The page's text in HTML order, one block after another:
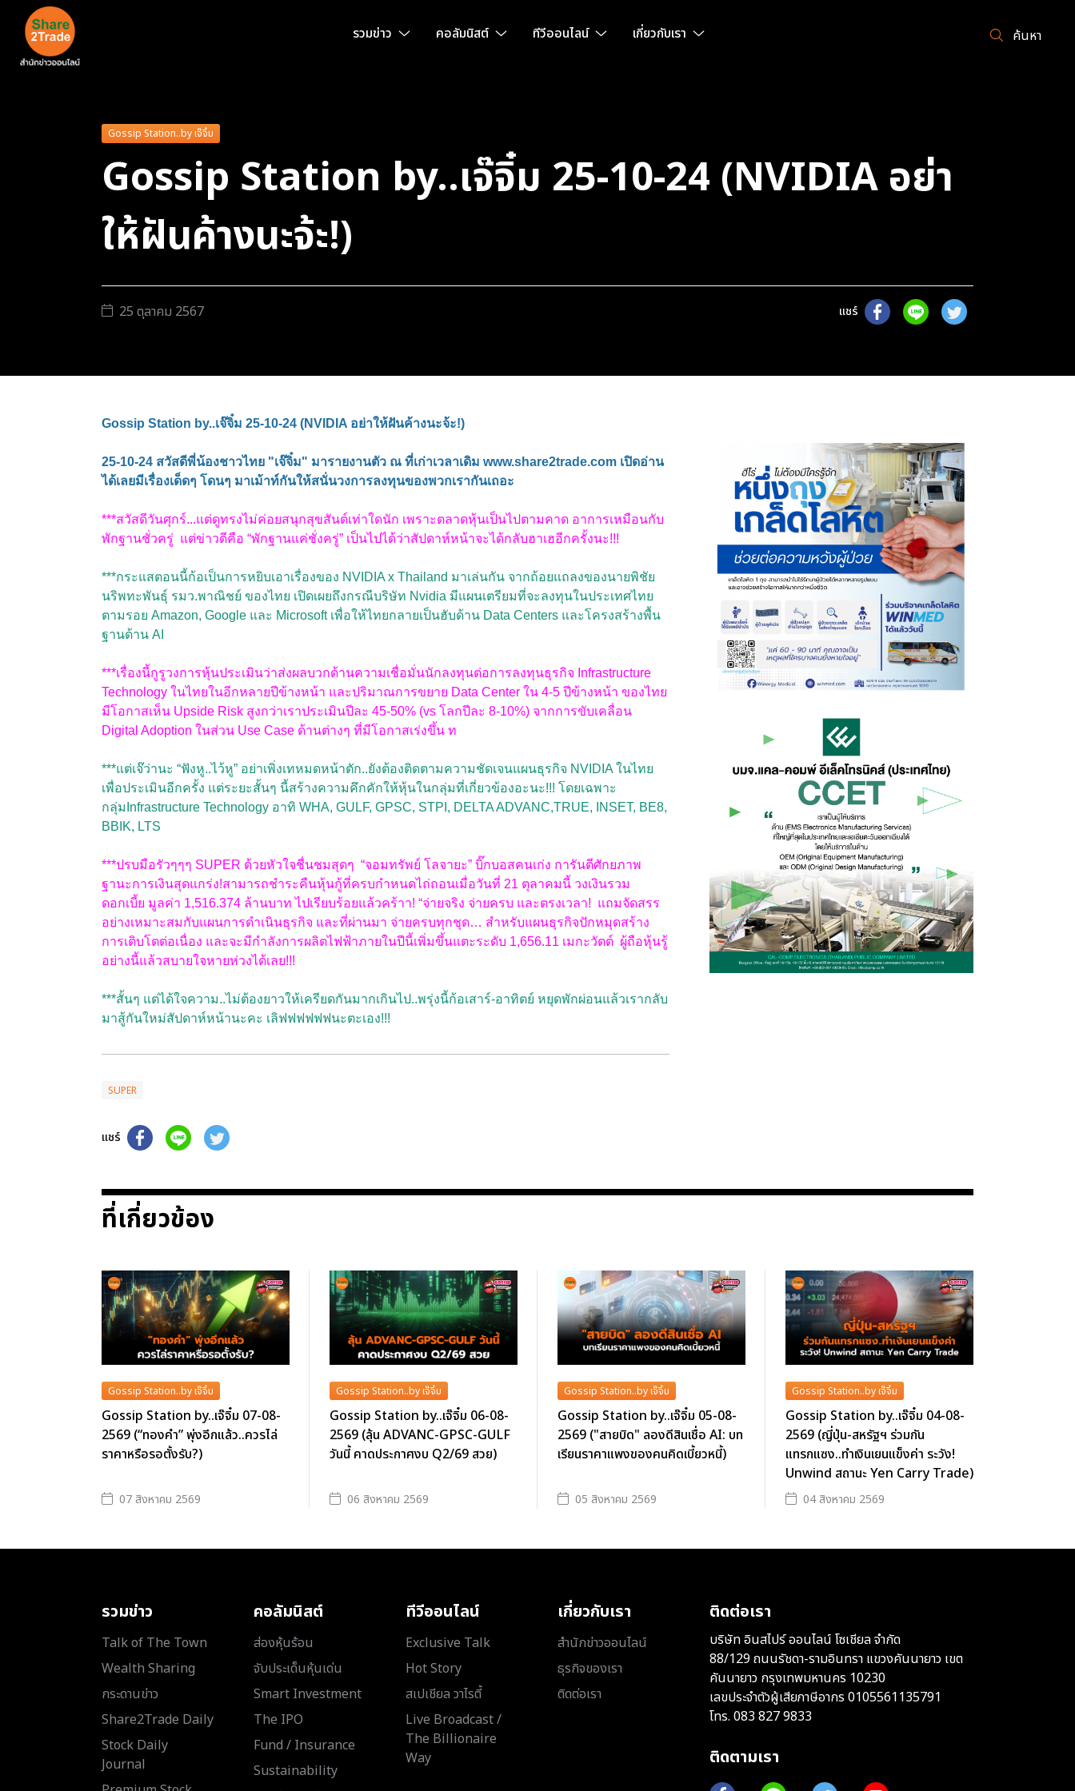
รวมข่าว คอลัมนิสต์ ทีวีออนไลน์ เกี่ยวกับเรา ค้นหา
Gossip Station..by เจ๊จิ๋ม
Gossip Station by..เจ๊จิ๋ม 25-10-24 (NVIDIA อย่า
ให้ฝันค้างนะจ้ะ!)
25 ตุลาคม 2567 แชร์
Gossip Station by..เจ๊จิ๋ม 25-10-24 (NVIDIA อย่าให้ฝันค้างนะจ้ะ!)
25-10-24 สวัสดีพี่น้องชาวไทย "เจ๊จิ๋ม" มารายงานตัว ณ ที่เก่าเวลาเดิม www.share2trade.com เปิดอ่าน
ได้เลยมีเรื่องเด็ดๆ โดนๆ มาเม้าท์กันให้สนั่นวงการลงทุนของพวกเรากันเถอะ
***สวัสดีวันศุกร์...แต่ดูทรงไม่ค่อยสนุกสุขสันต์เท่าใดนัก เพราะตลาดหุ้นเป็นไปตามคาด อาการเหมือนกับ
พักฐานชั่วครู่ แต่ข่าวดีคือ “พักฐานแค่ชั่งครู่” เป็นไปได้ว่าสัปดาห์หน้าจะได้กลับฮาเฮอีกครั้งนะ!!!
***กระแสตอนนี้ก้อเป็นการหยิบเอาเรื่องของ NVIDIA x Thailand มาเล่นกัน จากถ้อยแถลงของนายพิชัย
นริพทะพันธุ์ รมว.พาณิชย์ ของไทย เปิดเผยถึงกรณีบริษัท Nvidia มีแผนเตรียมที่จะลงทุนในประเทศไทย
ตามรอย Amazon, Google และ Microsoft เพื่อให้ไทยกลายเป็นฮับด้าน Data Centers และโครงสร้างพื้น
ฐานด้าน AI
***เรื่องนี้กูรูวงการหุ้นประเมินว่าส่งผลบวกด้านความเชื่อมั่นนักลงทุนต่อการลงทุนธุรกิจ Infrastructure
Technology ในไทยในอีกหลายปีข้างหน้า และปริมาณการขยาย Data Center ใน 4-5 ปีข้างหน้า ของไทย
มีโอกาสเห็น Upside Risk สูงกว่าเราประเมินปีละ 45-50% (vs โลกปีละ 8-10%) จากการขับเคลื่อน
Digital Adoption ในส่วน Use Case ด้านต่างๆ ที่มีโอกาสเร่งขึ้น ท
***แต่เจ๊ว่านะ “ฟังหู..ไว้หู” อย่าเพิ่งเทหมดหน้าตัก..ยังต้องติดตามความชัดเจนแผนธุรกิจ NVIDIA ในไทย
เพื่อประเมินอีกครั้ง แต่ระยะสั้นๆ นี้สร้างความคึกคักให้หุ้นในกลุ่มที่เกี่ยวข้องอะนะ!!! โดยเฉพาะ
กลุ่มInfrastructure Technology อาทิ WHA, GULF, GPSC, STPI, DELTA ADVANC,TRUE, INSET, BE8,
BBIK, LTS
***ปรบมือรัวๆๆๆ SUPER ด้วยหัวใจชื่นชมสุดๆ “จอมทรัพย์ โลจายะ” บิ๊กบอสคนเก่ง การันตีศักยภาพ
ฐานะการเงินสุดแกร่ง!สามารถชำระคืนหุ้นกู้ที่ครบกำหนดไถ่ถอนเมื่อวันที่ 21 ตุลาคมนี้ วงเงินรวม
ดอกเบี้ย มูลค่า 1,516.374 ล้านบาท ไปเรียบร้อยแล้วคร้าา! “จ่ายจริง จ่ายครบ และตรงเวลา! แถมจัดสรร
อย่างเหมาะสมกับแผนการดำเนินธุรกิจ และที่ผ่านมา จ่ายครบทุกชุด… สำหรับแผนธุรกิจปักหมุดสร้าง
การเติบโตต่อเนื่อง และจะมีกำลังการผลิตไฟฟ้าภายในปีนี้เพิ่มขึ้นแตะระดับ 1,656.11 เมกะวัตต์ ผู้ถือหุ้นรู้
อย่างนี้แล้วสบายใจหายห่วงได้เลย!!!
***สั้นๆ แต่ได้ใจความ..ไม่ต้องยาวให้เครียดกันมากเกินไป..พรุ่งนี้ก้อเสาร์-อาทิตย์ หยุดพักผ่อนแล้วเรากลับ
มาสู้กันใหม่สัปดาห์หน้านะคะ เลิฟฟฟฟฟฟนะตะเอง!!!
SUPER
แชร์
ที่เกี่ยวข้อง
Gossip Station..by เจ๊จิ๋ม
Gossip Station by..เจ๊จิ๋ม 07-08-
2569 (“ทองคำ” พุ่งอีกแล้ว..ควรไล่
ราคาหรือรอตั้งรับ?)
07 สิงหาคม 2569
Gossip Station..by เจ๊จิ๋ม
Gossip Station by..เจ๊จิ๋ม 06-08-
2569 (ลุ้น ADVANC-GPSC-GULF
วันนี้ คาดประกาศงบ Q2/69 สวย)
06 สิงหาคม 2569
Gossip Station..by เจ๊จิ๋ม
Gossip Station by..เจ๊จิ๋ม 05-08-
2569 ("สายบิด" ลองดีสินเชื่อ AI: บท
เรียนราคาแพงของคนคิดเบี้ยวหนี้)
05 สิงหาคม 2569
Gossip Station..by เจ๊จิ๋ม
Gossip Station by..เจ๊จิ๋ม 04-08-
2569 (ญี่ปุ่น-สหรัฐฯ ร่วมกัน
แทรกแซง..ทำเงินเยนแข็งค่า ระวัง!
Unwind สถานะ Yen Carry Trade)
04 สิงหาคม 2569
รวมข่าว
Talk of The Town
Wealth Sharing
กระดานข่าว
Share2Trade Daily
Stock Daily
Journal
คอลัมนิสต์
ส่องหุ้นร้อน
จับประเด็นหุ้นเด่น
Smart Investment
The IPO
Fund / Insurance
Sustainability
ทีวีออนไลน์
Exclusive Talk
Hot Story
สเปเชียล วาไรตี้
Live Broadcast /
The Billionaire
Way
เกี่ยวกับเรา
สำนักข่าวออนไลน์
ธุรกิจของเรา
ติดต่อเรา
ติดต่อเรา
บริษัท อินสไปร์ ออนไลน์ โซเชียล จำกัด
88/129 ถนนรัชดา-รามอินทรา แขวงคันนายาว เขต
คันนายาว กรุงเทพมหานคร 10230
เลขประจำตัวผู้เสียภาษีอากร 0105561135791
โทร. 083 827 9833
ติดตามเรา